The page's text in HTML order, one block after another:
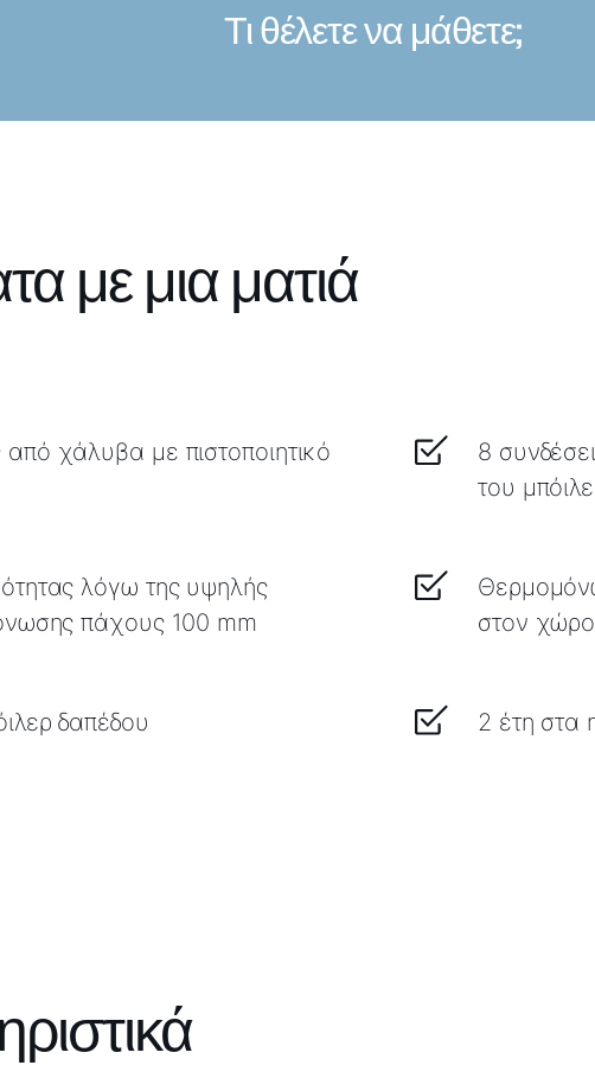
Τι θέλετε να μάθετε;
με μια ματιά
χάλυβα με πιστοποιητικό
8
του
λόγω της υψηλής
πάχους 100 mm
στον
δαπέδου 2 έτη στα